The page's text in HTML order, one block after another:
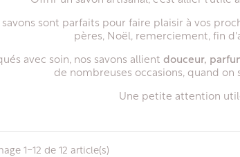
savons sont parfaits pour faire plaisir à vos
pères, Noël, remerciement, fin
avec soin, nos savons allient douceur,
de nombreuses occasions, quand
Une petite attention
1-12 de 12 article(s)